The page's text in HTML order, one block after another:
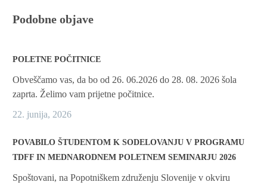
Podobne objave
POLETNE POČITNICE
Obveščamo vas, da bo od 26. 06.2026 do 28. 08. 2026 šola
zaprta. Želimo vam prijetne počitnice.
22. junija, 2026
POVABILO ŠTUDENTOM K SODELOVANJU V PROGRAMU
TDFF IN MEDNARODNEM POLETNEM SEMINARJU 2026
Spoštovani, na Popotniškem združenju Slovenije v okviru